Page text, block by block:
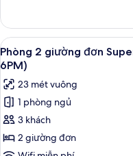
of
House
with
Onsen
ticket)
Phòng,
không
hút
thuốc
of
House
with
Onsen
ticket)
Xem
tất
cả
ảnh
Phòng
2
giường
2
Phòng 2 giường đơn
6PM)
23 mét vuông
1 phòng ngủ
3 khách
2 giường đơn